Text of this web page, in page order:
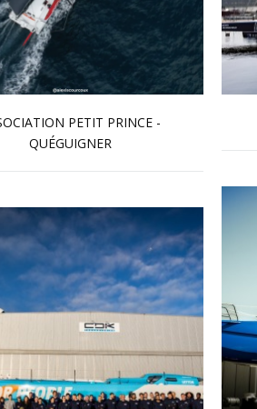
PETIT PRINCE -
QUÉGUIGNER
En savoir plus...